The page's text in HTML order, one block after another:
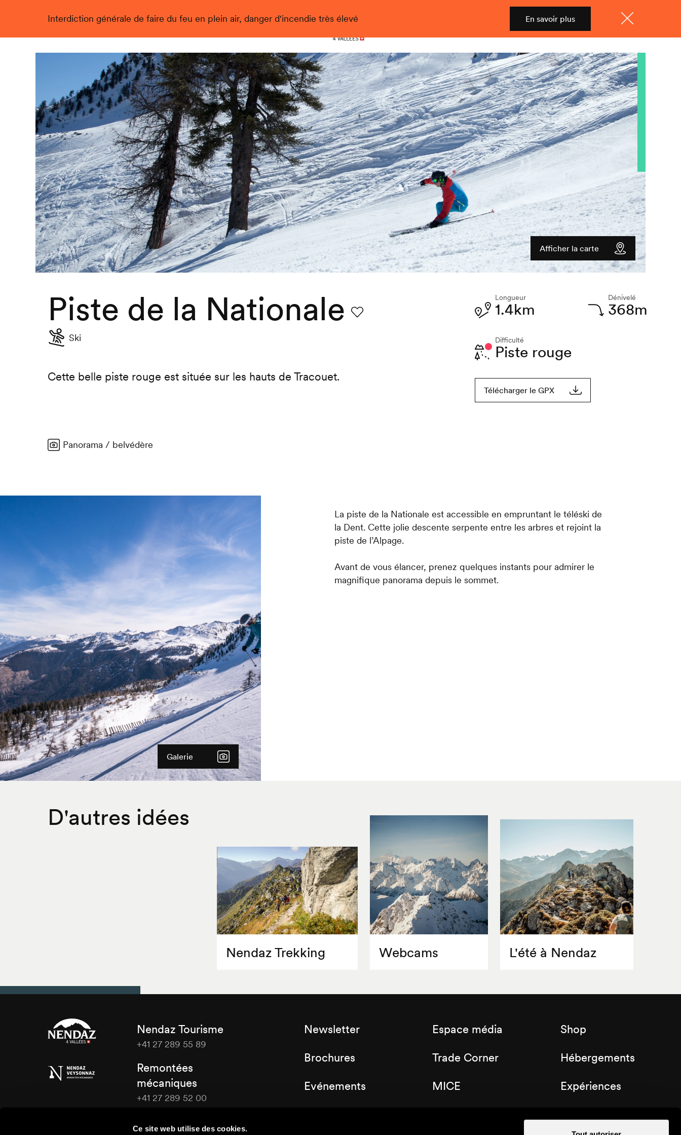
Ce site web utilise des cookies.
Interdiction générale de faire du feu en plein air, danger d'incendie très élevé En savoir plus
Nendaz
Menu
Shop
Live
Afficher la carte
Piste de la Nationale
Ski
Cette belle piste rouge est située sur les hauts de Tracouet.
Longueur
1.4km
Difficulté
Piste rouge
Dénivelé
368m
Télécharger le GPX
Panorama / belvédère
Galerie
La piste de la Nationale est accessible en empruntant le téléski de
la Dent. Cette jolie descente serpente entre les arbres et rejoint la
piste de l’Alpage.
Avant de vous élancer, prenez quelques instants pour admirer le
magnifique panorama depuis le sommet.
D'autres idées
Nendaz Trekking Webcams L'été à Nendaz
Tourisme
Nendaz Tourisme
+41 27 289 55 89
Remontées
mécaniques
+41 27 289 52 00
Newsletter
Brochures
Evénements
Espace média
Trade Corner
MICE
Shop
Hébergements
Expériences